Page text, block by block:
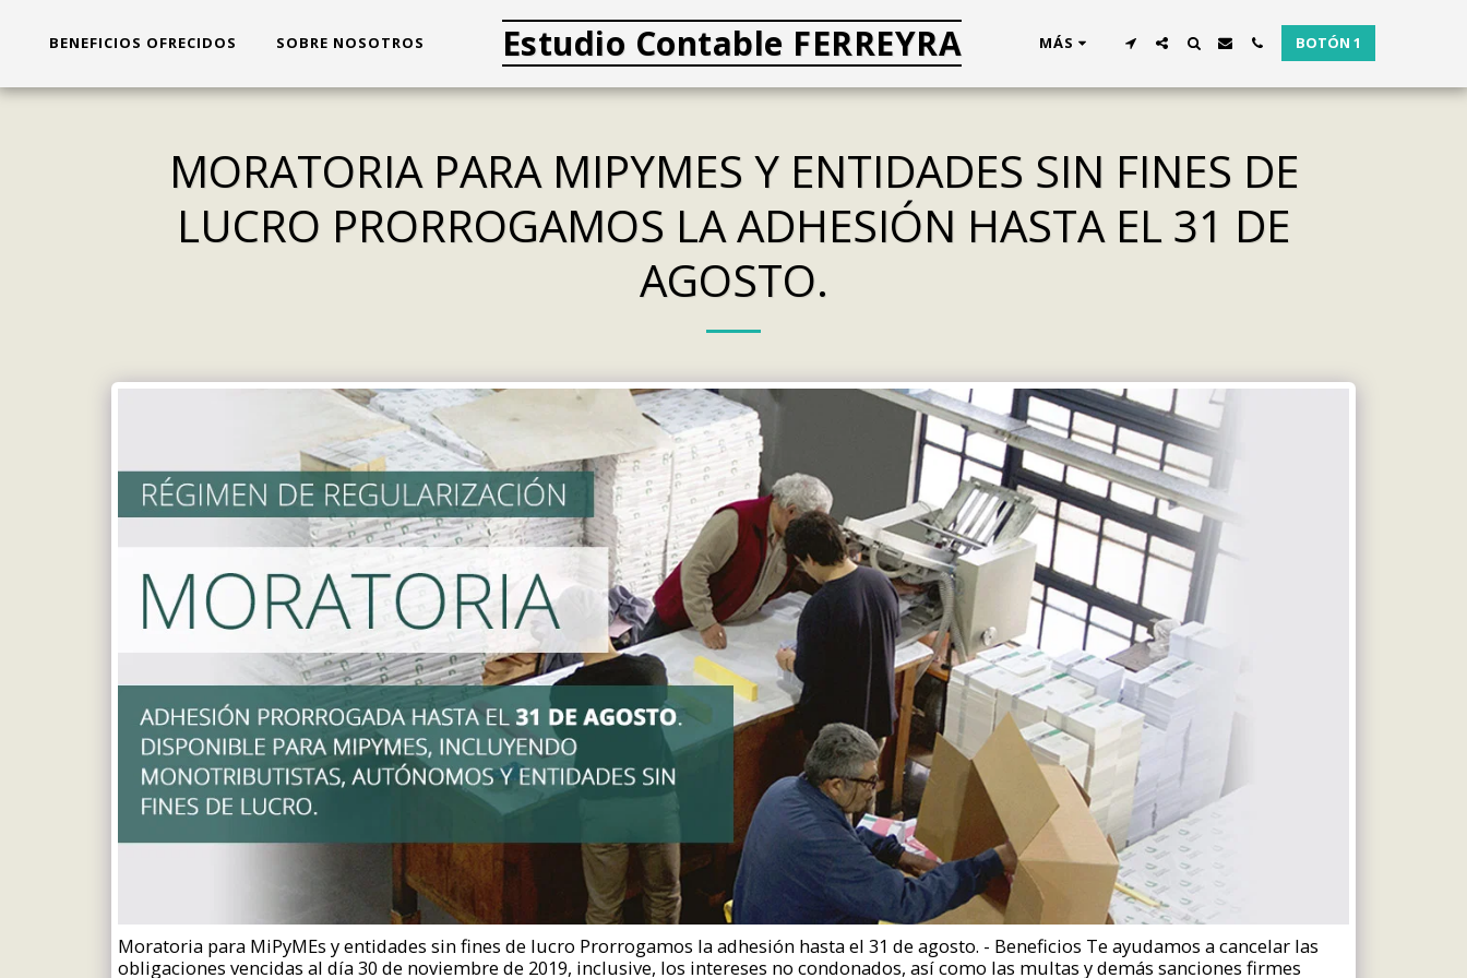
BENEFICIOS OFRECIDOS SOBRE NOSOTROS Estudio Contable FERREYRA MÁS BOTÓN 1
MORATORIA PARA MIPYMES Y ENTIDADES SIN FINES DE
LUCRO PRORROGAMOS LA ADHESIÓN HASTA EL 31 DE
AGOSTO.
Moratoria para MiPyMEs y entidades sin fines de lucro Prorrogamos la adhesión hasta el 31 de agosto. - Beneficios Te ayudamos a cancelar las
obligaciones vencidas al día 30 de noviembre de 2019, inclusive, los intereses no condonados, así como las multas y demás sanciones firmes